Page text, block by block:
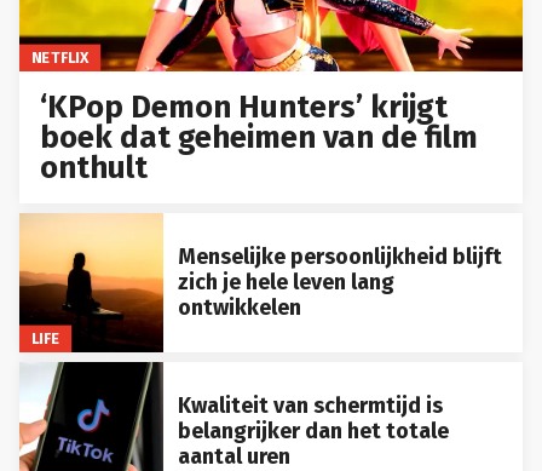
NETFLIX
‘KPop Demon Hunters’ krijgt
boek dat geheimen van de film
onthult
LIFE
Menselijke persoonlijkheid blijft
zich je hele leven lang
ontwikkelen
Kwaliteit van schermtijd is
belangrijker dan het totale
aantal uren